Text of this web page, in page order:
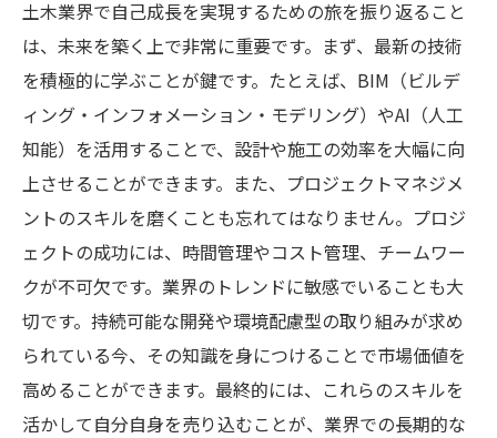
土木業界で自己成長を実現するための旅を振り返ること
は、未来を築く上で非常に重要です。まず、最新の技術
を積極的に学ぶことが鍵です。たとえば、BIM（ビルデ
ィング・インフォメーション・モデリング）やAI（人工
知能）を活用することで、設計や施工の効率を大幅に向
上させることができます。また、プロジェクトマネジメ
ントのスキルを磨くことも忘れてはなりません。プロジ
ェクトの成功には、時間管理やコスト管理、チームワー
クが不可欠です。業界のトレンドに敏感でいることも大
切です。持続可能な開発や環境配慮型の取り組みが求め
られている今、その知識を身につけることで市場価値を
高めることができます。最終的には、これらのスキルを
活かして自分自身を売り込むことが、業界での長期的な